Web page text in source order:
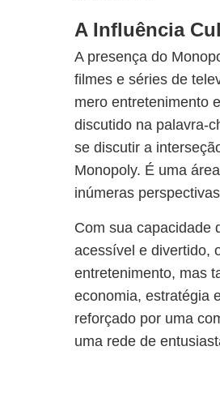
A Influência
A presença do
filmes e séries de
mero entretenimento
discutido na palavra-
se discutir a
Monopoly. É uma
inúmeras
Com sua capacidade
acessível e divertido,
entretenimento, mas
economia, estratégia
reforçado por uma
uma rede de